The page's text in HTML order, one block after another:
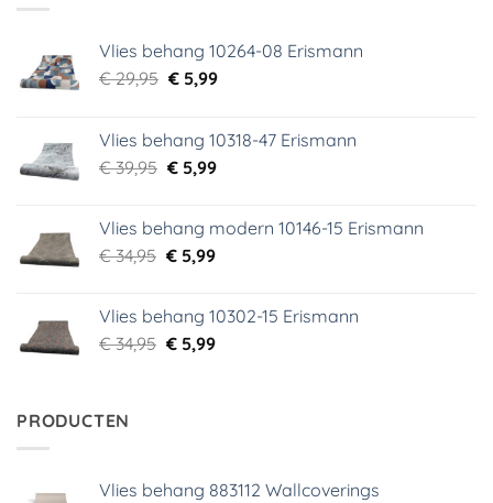
Vlies behang 10264-08 Erismann
€29,95 Oorspronkelijke
€ 29,95.
€5,99Huidige
€ 5,99.
Vlies behang 10318-47 Erismann
€39,95 Oorspronkelijke
€ 39,95.
€5,99Huidige
€ 5,99.
Vlies behang modern 10146-15 Erismann
€34,95 Oorspronkelijke
€ 34,95.
€5,99Huidige
€ 5,99.
Vlies behang 10302-15 Erismann
€34,95 Oorspronkelijke
€5,99Huidige
PRODUCTEN
Vlies behang 883112 Wallcoverings